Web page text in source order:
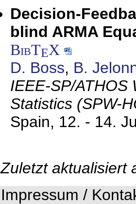
Decision-
blind ARMA
BibTEX
D. Boss, B.
IEEE-SP/ATHOS
Statistics (SPW-
Spain, 12. - 14.
Zuletzt aktualisiert
Impressum /